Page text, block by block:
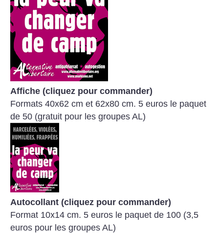
Affiche (cliquez pour commander)
Formats 40x62 cm et 62x80 cm. 5 euros le paquet
de 50 (gratuit pour les groupes AL)
Autocollant (cliquez pour commander)
Format 10x14 cm. 5 euros le paquet de 100 (3,5
euros pour les groupes AL)